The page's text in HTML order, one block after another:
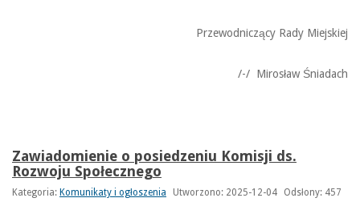
Przewodniczący Rady Miejskiej
/-/ Mirosław Śniadach
Zawiadomienie o posiedzeniu Komisji ds.
Rozwoju Społecznego
Kategoria: Komunikaty i ogłoszenia Utworzono: 2025-12-04 Odsłony: 457